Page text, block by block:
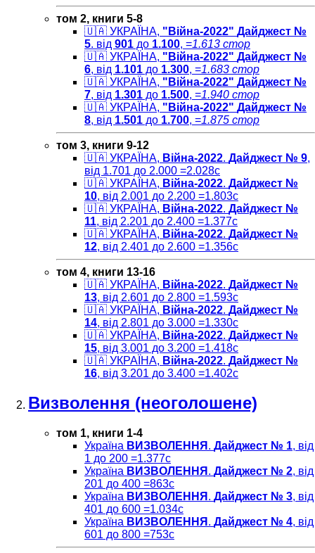
том 2, книги 5-8
🇺🇦 УКРАЇНА, "Війна-2022" Дайджест №
5. від 901 до 1.100, =1.613 cтор
🇺🇦 УКРАЇНА, "Війна-2022" Дайджест №
6, від 1.101 до 1.300, =1.683 cтор
🇺🇦 УКРАЇНА, "Війна-2022" Дайджест №
7, від 1.301 до 1.500, =1.940 cтор
🇺🇦 УКРАЇНА, "Війна-2022" Дайджест №
8, від 1.501 до 1.700, =1.875 cтор
том 3, книги 9-12
🇺🇦 УКРАЇНА, Війна-2022. Дайджест № 9,
від 1.701 до 2.000 =2.028c
🇺🇦 УКРАЇНА, Війна-2022. Дайджест №
10, від 2.001 до 2.200 =1.803c
🇺🇦 УКРАЇНА, Війна-2022. Дайджест №
11, від 2.201 до 2.400 =1.377c
🇺🇦 УКРАЇНА, Війна-2022. Дайджест №
12, від 2.401 до 2.600 =1.356c
том 4, книги 13-16
🇺🇦 УКРАЇНА, Війна-2022. Дайджест №
13, від 2.601 до 2.800 =1.593c
🇺🇦 УКРАЇНА, Війна-2022. Дайджест №
14, від 2.801 до 3.000 =1.330c
🇺🇦 УКРАЇНА, Війна-2022. Дайджест №
15, від 3.001 до 3.200 =1.418c
🇺🇦 УКРАЇНА, Війна-2022. Дайджест №
16, від 3.201 до 3.400 =1.402c
Визволення (неоголошене)
том 1, книги 1-4
Україна ВИЗВОЛЕННЯ . Дайджест № 1, від
1 до 200 =1.377с
Україна ВИЗВОЛЕННЯ . Дайджест № 2, від
201 до 400 =863c
Україна ВИЗВОЛЕННЯ . Дайджест № 3, від
401 до 600 =1.034с
Україна ВИЗВОЛЕННЯ . Дайджест № 4, від
601 до 800 =753с